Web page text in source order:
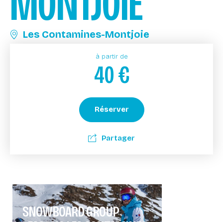
Les Contamines-Montjoie
à partir de
40€
Réserver
Partager
SNOWBOARD GROUP